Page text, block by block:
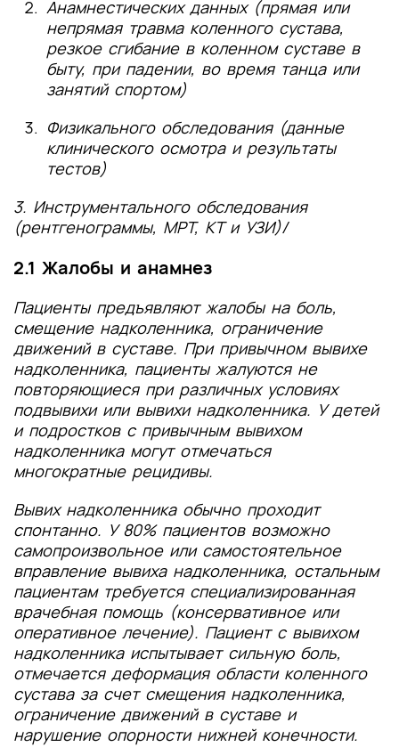
Анамнестических данных (прямая или
непрямая травма коленного сустава,
резкое сгибание в коленном суставе в
быту, при падении, во время танца или
занятий спортом)
Физикального обследования (данные
клинического осмотра и результаты
тестов)
3. Инструментального обследования
(рентгенограммы, МРТ, КТ и УЗИ)/
2.1 Жалобы и анамнез
Пациенты предъявляют жалобы на боль,
смещение надколенника, ограничение
движений в суставе. При привычном вывихе
надколенника, пациенты жалуются не
повторяющиеся при различных условиях
подвывихи или вывихи надколенника. У детей
и подростков с привычным вывихом
надколенника могут отмечаться
многократные рецидивы.
Вывих надколенника обычно проходит
спонтанно. У 80% пациентов возможно
самопроизвольное или самостоятельное
вправление вывиха надколенника, остальным
пациентам требуется специализированная
врачебная помощь (консервативное или
оперативное лечение). Пациент с вывихом
надколенника испытывает сильную боль,
отмечается деформация области коленного
сустава за счет смещения надколенника,
ограничение движений в суставе и
нарушение опорности нижней конечности.